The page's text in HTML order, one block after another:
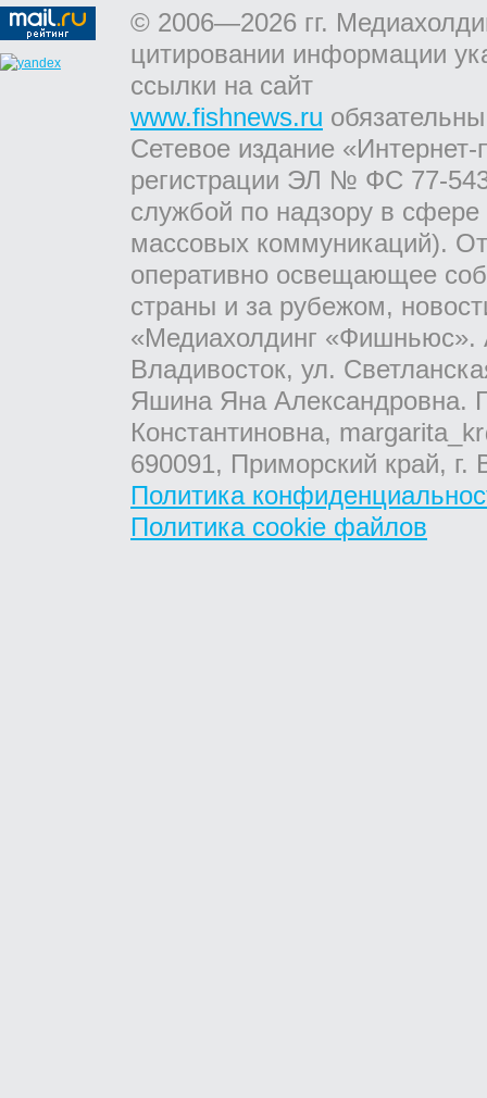
© 2006—2026 гг.
цитировании информации
ссылки на сайт
www.fishnews.ru
Сетевое издание
регистрации ЭЛ № ФС 77-
службой по надзору в
массовых коммуникаций).
оперативно освещающее
страны и за рубежом,
«Медиахолдинг «Фишньюс».
Владивосток, ул.
Яшина Яна Александровна.
Константиновна,
690091, Приморский край,
Политика
Политика cookie файлов